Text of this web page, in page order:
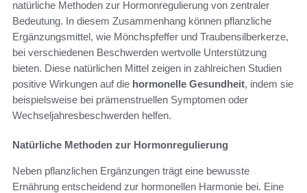
natürliche Methoden zur Hormonregulierung von zentraler
Bedeutung. In diesem Zusammenhang können pflanzliche
Ergänzungsmittel, wie Mönchspfeffer und Traubensilberkerze,
bei verschiedenen Beschwerden wertvolle Unterstützung
bieten. Diese natürlichen Mittel zeigen in zahlreichen Studien
positive Wirkungen auf die hormonelle Gesundheit, indem sie
beispielsweise bei prämenstruellen Symptomen oder
Wechseljahresbeschwerden helfen.
Natürliche Methoden zur Hormonregulierung
Neben pflanzlichen Ergänzungen trägt eine bewusste
Ernährung entscheidend zur hormonellen Harmonie bei. Eine